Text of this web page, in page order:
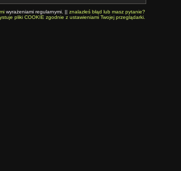
wyrażeniami regularnymi. || znalazłeś błąd lub masz pytanie?
pliki COOKIE zgodnie z ustawieniami Twojej przeglądarki.